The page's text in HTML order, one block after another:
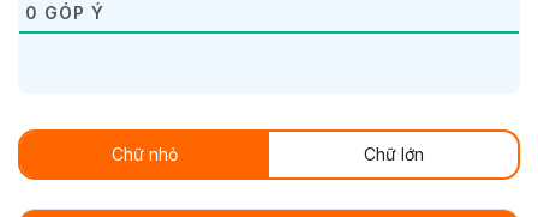
0 GÓP Ý
Chữ nhỏ Chữ lớn